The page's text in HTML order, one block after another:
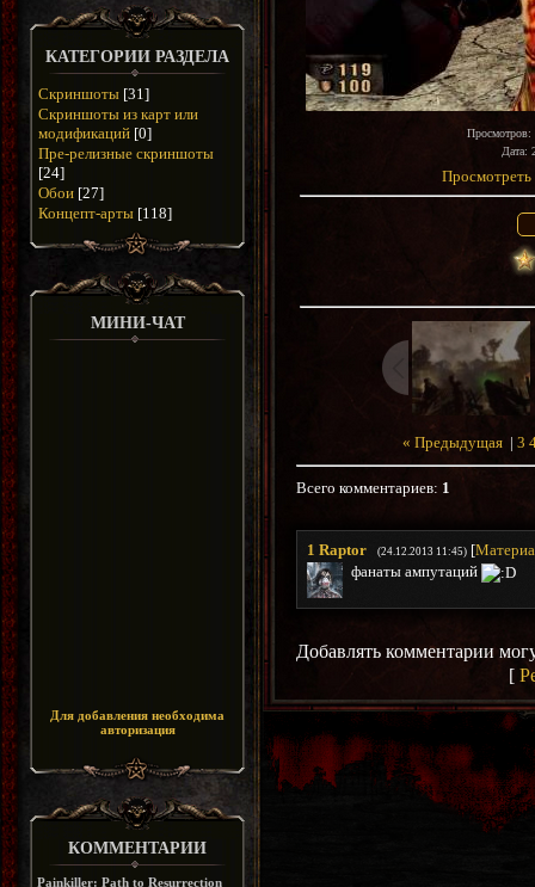
КАТЕГОРИИ РАЗДЕЛА
Скриншоты [31]
Скриншоты из карт или
модификаций [0]
Пре-релизные скриншоты
[24]
Обои [27]
Концепт-арты [118]
МИНИ-ЧАТ
Для добавления необходима
авторизация
КОММЕНТАРИИ
Painkiller: Path to Resurrection
Просмотров:
Дата:
Просмотреть
« Предыдущая| 3
Всего комментариев: 1
1 Raptor (24.12.2013 11:45) [
фанаты ампутаций
Добавлять комментарии
[